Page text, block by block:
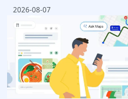
2026-08-07